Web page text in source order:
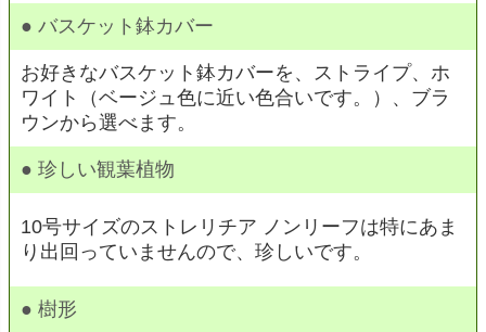
● バスケット鉢カバー
お好きなバスケット鉢カバーを、ストライプ、ホ
ワイト（ベージュ色に近い色合いです。）、ブラ
ウンから選べます。
● 珍しい観葉植物
10号サイズのストレリチア ノンリーフは特にあま
り出回っていませんので、珍しいです。
● 樹形